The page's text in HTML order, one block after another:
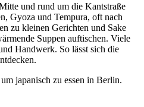
und rund um die Kantstraße
Gyoza und Tempura, oft nach
zu kleinen Gerichten und Sake
Suppen auftischen. Viele
Handwerk. So lässt sich die
japanisch zu essen in Berlin.